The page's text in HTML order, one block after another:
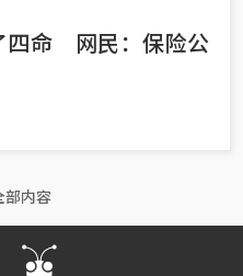
四命 网民：保险公
部内容